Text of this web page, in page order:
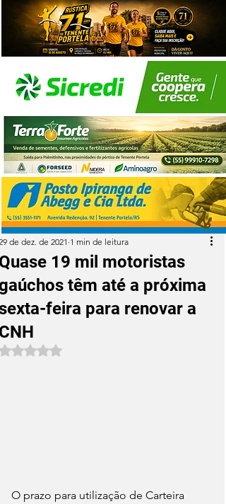
19 mil motoristas
têm até a próxima
feira para renovar a
de dez. de 2021 1 min de leitura
Avaliado com NaN de 5 estrelas.
O prazo para utilização de Carteira